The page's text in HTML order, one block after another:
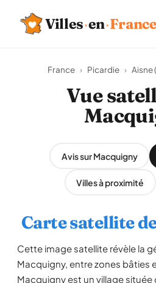
Villes·en·France
France › Picardie › Aisne
Vue
Avis sur Macquigny
Villes à proximité
Carte satellite
Cette image satellite révèle la
Macquigny, entre zones bâties
Macquigny est un village située